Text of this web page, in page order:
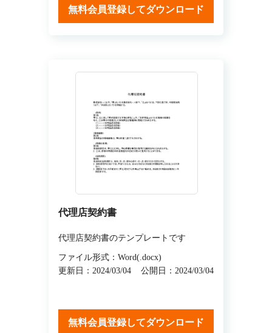
無料会員登録してダウンロード
代理店契約書
代理店契約書のテンプレートです
ファイル形式：Word(.docx)
更新日：2024/03/04
公開日：2024/03/04
無料会員登録してダウンロード